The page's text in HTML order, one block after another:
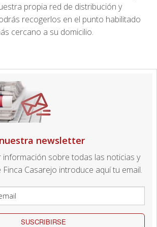
propia red de distribución y
recogerlos en el punto habilitado
cercano a su domicilio.
newsletter
información sobre todas las noticias y
Casarejo introduce aquí tu email.
SUSCRIBIRSE